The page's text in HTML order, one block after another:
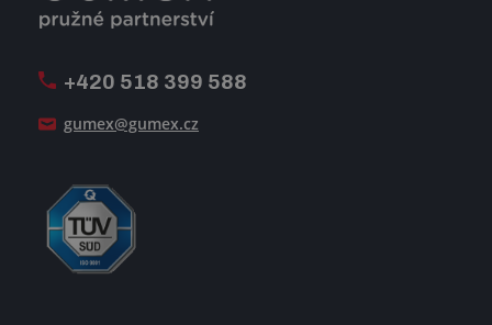
+420 518 399 588
gumex@gumex.cz
Firemní časopis Géčko